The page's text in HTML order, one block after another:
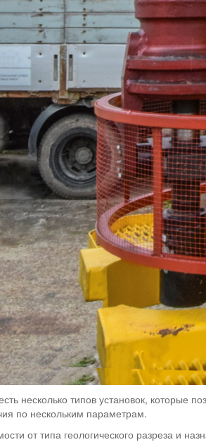
несколько типов установок, которые
по нескольким параметрам.
от типа геологического разреза и